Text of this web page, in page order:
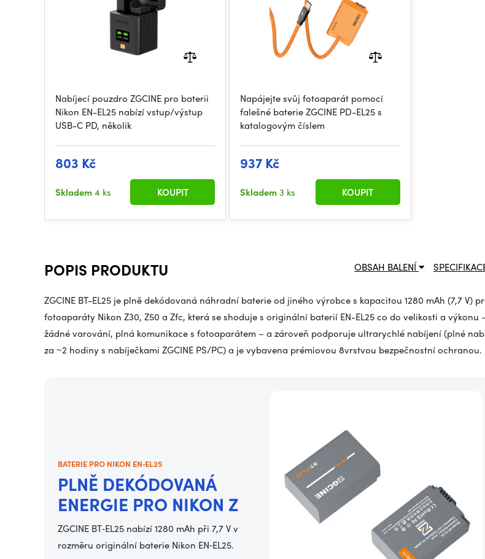
Nabíjecí pouzdro ZGCINE pro baterii
Nikon EN-EL25 nabízí vstup/výstup
USB-C PD, několik
803 Kč
Skladem4 ks KOUPIT
Napájejte svůj fotoaparát pomocí
falešné baterie ZGCINE PD-EL25 s
katalogovým číslem
937 Kč
Skladem3 ks KOUPIT
OBSAH BALENÍ
POPIS PRODUKTU
ZGCINE BT-EL25 je plně dekódovaná náhradní baterie od jiného výrobce s kapacitou 1280 mAh (7,7 V)
fotoaparáty Nikon Z30, Z50 a Zfc, která se shoduje s originální baterií EN-EL25 co do velikosti a výkonu
žádné varování, plná komunikace s fotoaparátem – a zároveň podporuje ultrarychlé nabíjení (plné
za ~2 hodiny s nabíječkami ZGCINE PS/PC) a je vybavena prémiovou 8vrstvou bezpečnostní ochranou.
BATERIE PRO NIKON EN‑EL25
PLNĚ DEKÓDOVANÁ
ENERGIE PRO NIKON Z
ZGCINE BT‑EL25 nabízí 1280 mAh při 7,7 V v
rozměru originální baterie Nikon EN‑EL25.